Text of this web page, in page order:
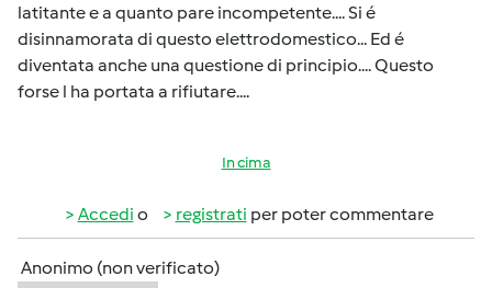
latitante e a quanto pare incompetente.... Si é
disinnamorata di questo elettrodomestico... Ed é
diventata anche una questione di principio.... Questo
forse l ha portata a rifiutare....
In cima
Accedi o registrati per poter commentare
Anonimo (non verificato)